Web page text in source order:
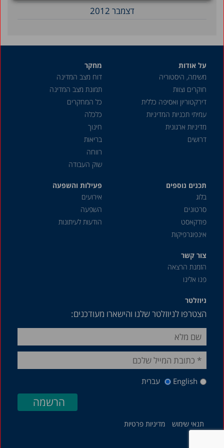
דצמבר 2012
על אודות
משימה, היסטוריה
חוקרים וצוות
דירקטוריון ואסיפה כללית
עמיתי תכניות המדיניות
מדיניות ארגונית
דרושים
מחקר
דוח מצב המדינה
תמונת מצב המדינה
כל המחקרים
כלכלה
חינוך
בריאות
רווחה
שוק העבודה
תכנים נוספים
בלוג
סרטונים
פודקאסט
אינפוגרפיקות
פעילות והשפעה
אירועים
השפעה
הודעות לעיתונות
צור קשר
הזמנת הרצאה
פנו אלינו
ניוזלטר
הצטרפו לניוזלטר שלנו והישארו מעודכנים:
English עברית
תנאי שימוש מדיניות פרטיות